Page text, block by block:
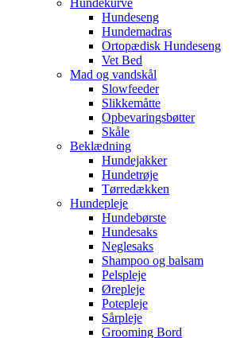
Hundekurve
Hundeseng
Hundemadras
Ortopædisk Hundeseng
Vet Bed
Mad og vandskål
Slowfeeder
Slikkemåtte
Opbevaringsbøtter
Skåle
Beklædning
Hundejakker
Hundetrøje
Tørredækken
Hundepleje
Hundebørste
Hundesaks
Neglesaks
Shampoo og balsam
Pelspleje
Ørepleje
Potepleje
Sårpleje
Grooming Bord